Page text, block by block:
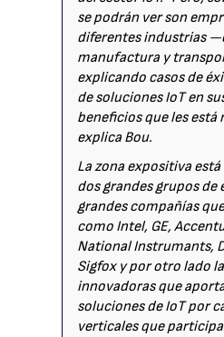
se podrán ver son
diferentes industrias
manufactura y
explicando casos de
de soluciones IoT en
beneficios que les está
explica Bou.
La zona expositiva
dos grandes grupos de
grandes compañías
como Intel, GE,
National Instrumants,
Sigfox y por otro lado
innovadoras que
soluciones de IoT por
verticales que